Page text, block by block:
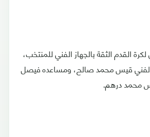
القدم الثقة بالجهاز الفني للمنتخب،
الفني قيس محمد صالح، ومساعده فيصل
محمد درهم.